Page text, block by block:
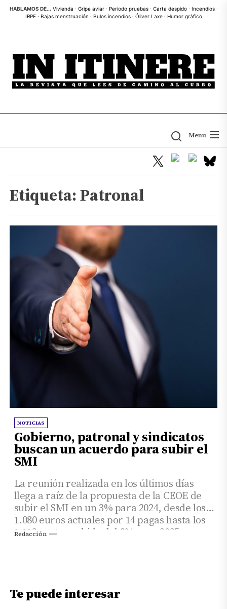
SkipHABLAMOS DE... Vivienda · Gripe aviar· Periodo pruebas· Carta despido· Incendios·
IRPF· Bajas menstruación · Bulos incendios· Óliver Laxe· Humor gráfico
Menu
Etiqueta:Patronal
NOTICIAS
Gobierno, patronal y sindicatos
buscan un acuerdo para subir el
SMI
La reunión realizada en los últimos días
llega a raíz de la propuesta de la CEOE de
subir el SMI en un 3% para 2024, desde los
1.080 euros actuales por 14 pagas hasta los
1.112, y otra subida del 3% para 2025,
Redacción
Te puede interesar